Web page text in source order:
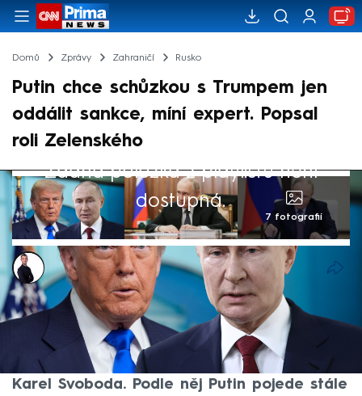
Domů Zprávy Zahraničí Rusko
Putin chce schůzkou s Trumpem jen
oddálit sankce, míní expert. Popsal
roli Zelenského
Žádná položka z playlistu není
dostupná.
7 fotografií
Václav Černý
8. srp 2025, 17:56
Ruský prezident Vladimir Putin schůzkou s
Donaldem Trumpem jen oddaluje sankce,
řekl ve vysílání CNN Prima NEWS politolog
Karel Svoboda. Podle něj Putin pojede stále